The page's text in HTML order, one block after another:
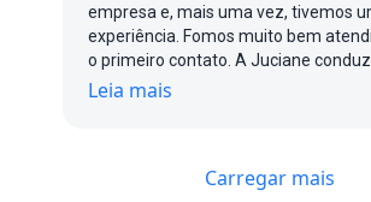
empresa e, mais uma vez, tivemos
experiência. Fomos muito bem atendidos desde
o primeiro contato. A Juciane
negociação de forma ágil e atenciosa,
realizou o serviço, foi muito educado,
Leia mais
Carregar mais